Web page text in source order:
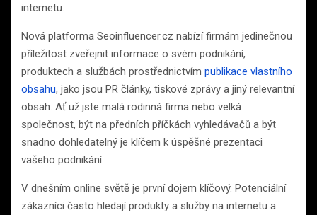
internetu.
Nová platforma Seoinfluencer.cz nabízí firmám jedinečnou
příležitost zveřejnit informace o svém podnikání,
produktech a službách prostřednictvím publikace vlastního
obsahu, jako jsou PR články, tiskové zprávy a jiný relevantní
obsah. Ať už jste malá rodinná firma nebo velká
společnost, být na předních příčkách vyhledávačů a být
snadno dohledatelný je klíčem k úspěšné prezentaci
vašeho podnikání.
V dnešním online světě je první dojem klíčový. Potenciální
zákazníci často hledají produkty a služby na internetu a